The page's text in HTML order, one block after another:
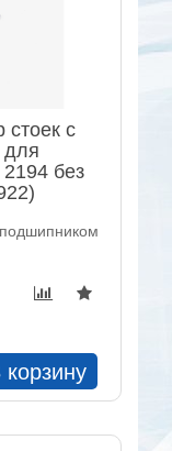
стоек с
без
корзину